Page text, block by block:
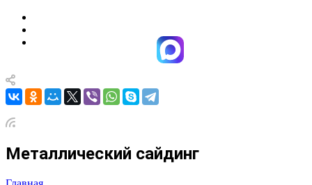
Металлический сайдинг